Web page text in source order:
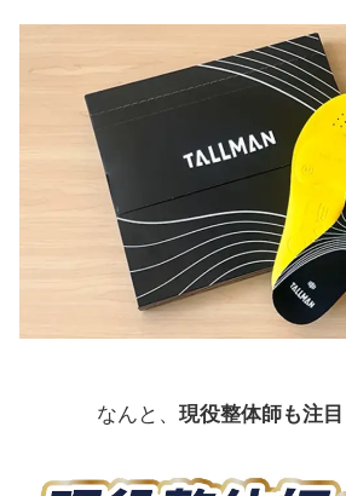
なんと、 現役整体師も注目